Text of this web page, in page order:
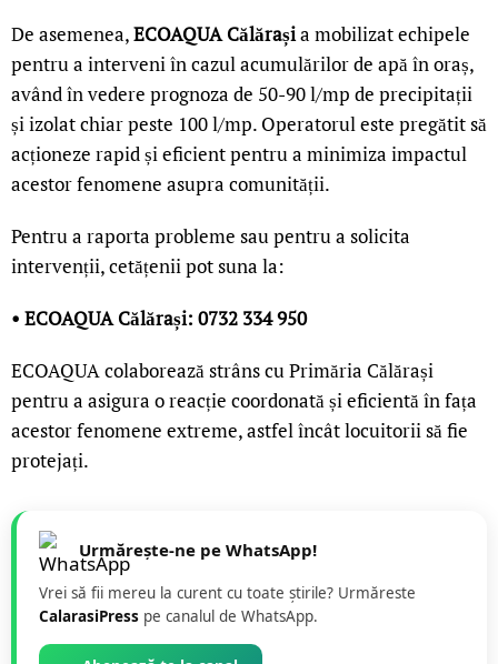
De asemenea,ECOAQUA Călărașia mobilizat echipele
pentru a interveni în cazul acumulărilor de apă în oraș,
având în vedere prognoza de 50-90 l/mp de precipitații
și izolat chiar peste 100 l/mp. Operatorul este pregătit să
acționeze rapid și eficient pentru a minimiza impactul
acestor fenomene asupra comunității.
Pentru a raporta probleme sau pentru a solicita
intervenții, cetățenii pot suna la:
• ECOAQUA Călărași: 0732 334 950
ECOAQUA colaborează strâns cu Primăria Călărași
pentru a asigura o reacție coordonată și eficientă în fața
acestor fenomene extreme, astfel încât locuitorii să fie
protejați.
Urmărește-ne pe WhatsApp!
Vrei să fii mereu la curent cu toate știrile? Urmăreste
CalarasiPress pe canalul de WhatsApp.